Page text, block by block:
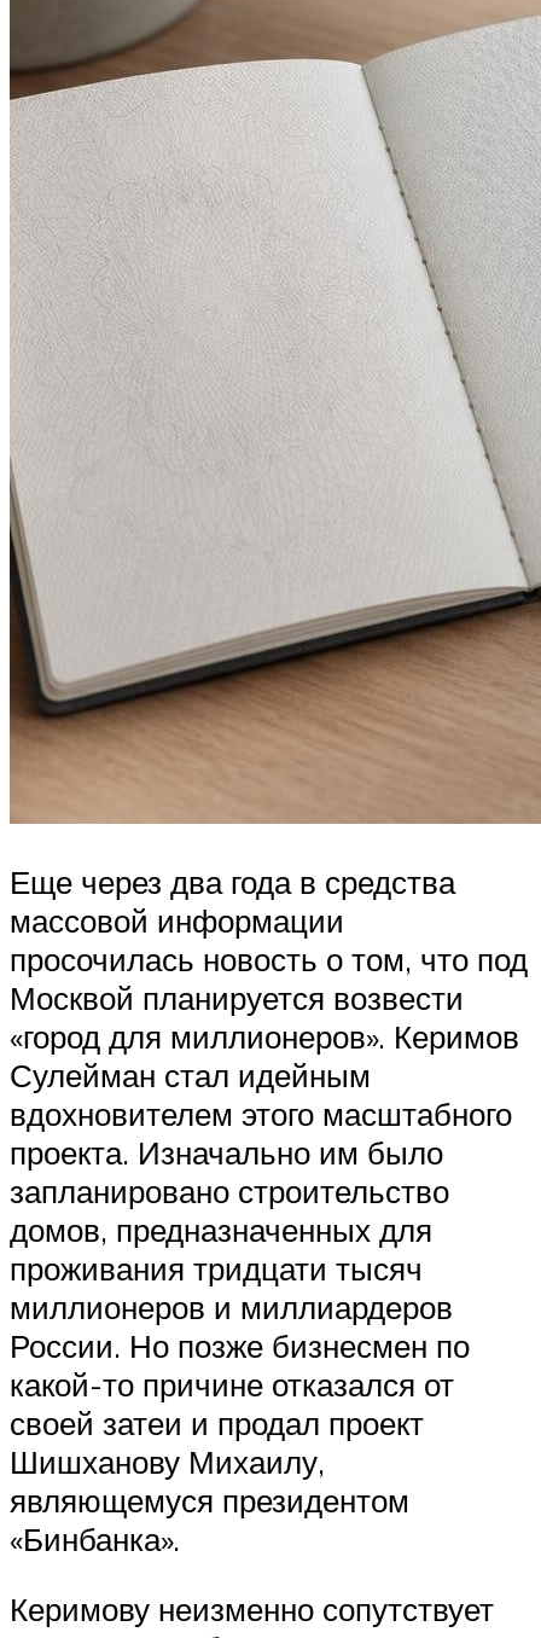
Еще через два года в средства
массовой информации
просочилась новость о том, что под
Москвой планируется возвести
«город для миллионеров». Керимов
Сулейман стал идейным
вдохновителем этого масштабного
проекта. Изначально им было
запланировано строительство
домов, предназначенных для
проживания тридцати тысяч
миллионеров и миллиардеров
России. Но позже бизнесмен по
какой-то причине отказался от
своей затеи и продал проект
Шишханову Михаилу,
являющемуся президентом
«Бинбанка».
Керимову неизменно сопутствует